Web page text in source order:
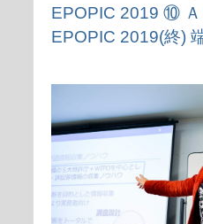
EPOPIC 2019 ⑩ Ａ
EPOPIC 2019(終)